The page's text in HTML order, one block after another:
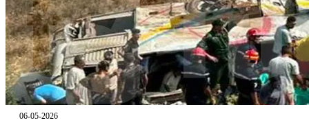
06-05-2026